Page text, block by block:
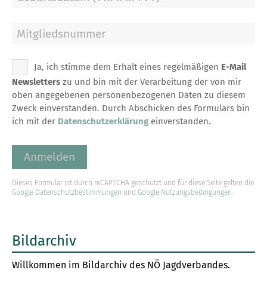
Mitgliedsnummer
Ja, ich stimme dem Erhalt eines regelmäßigen E-Mail
Newsletters zu und bin mit der Verarbeitung der von mir
oben angegebenen personenbezogenen Daten zu diesem
Zweck einverstanden. Durch Abschicken des Formulars bin
ich mit der Datenschutzerklärung einverstanden.
Dieses Formular ist durch reCAPTCHA geschützt und für diese Seite gelten die
Google Datenschutzbestimmungen und Google Nutzungsbedingungen.
Bildarchiv
Willkommen im Bildarchiv des NÖ Jagdverbandes.